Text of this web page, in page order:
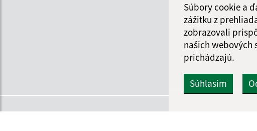
Súbory cookie a
zážitku z
zobrazovali
našich webových
prichádzajú.
Súhlasím